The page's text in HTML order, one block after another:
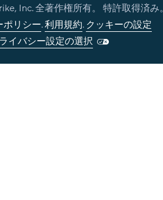
Inc. 全著作権所有。 特許取得済み
ポリシー.利用規約. クッキーの設定
イバシー設定の選択